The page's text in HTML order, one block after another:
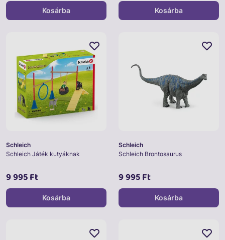
Kosárba Kosárba
Schleich
Schleich Játék kutyáknak
9 995 Ft
Kosárba
Schleich
Schleich Brontosaurus
9 995 Ft
Kosárba